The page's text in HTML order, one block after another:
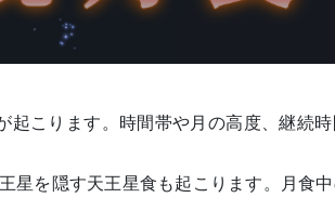
起こります。時間帯や月の高度、継続
星を隠す天王星食も起こります。月食中